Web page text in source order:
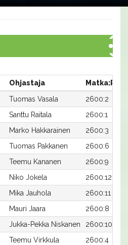
Ohjastaja
Matka:Rata
Tuomas Vasala
2600:2
Santtu Raitala
2600:1
Marko Hakkarainen
2600:3
Tuomas Pakkanen
2600:6
Teemu Kananen
2600:9
Niko Jokela
2600:12
Mika Jauhola
2600:11
Mauri Jaara
2600:8
Jukka-Pekka Niskanen
2600:10
Teemu Virkkula
2600:4